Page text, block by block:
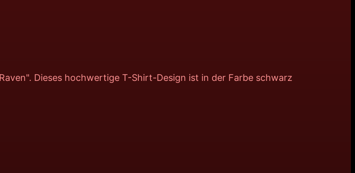
Dieses hochwertige T-Shirt-Design ist in der Farbe schwarz